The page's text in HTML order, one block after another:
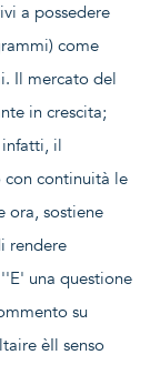
a possedere
come
Il mercato del
in crescita;
il
con continuità le
ora, sostiene
rendere
una questione
su
èIl senso